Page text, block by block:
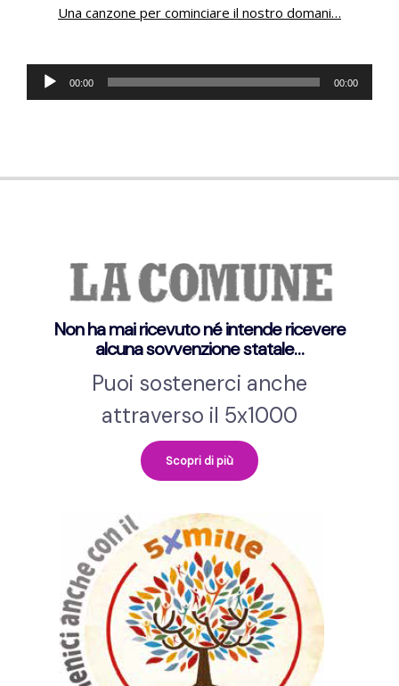
Una canzone per cominciare il nostro domani…
Audio
Player
00:00 00:00
Non ha mai ricevuto né intende ricevere
alcuna sovvenzione statale…
Puoi sostenerci anche
attraverso il 5x1000
Scopri di più